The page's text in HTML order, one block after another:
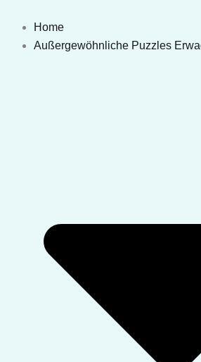
Inhalt
springen
Home
Außergewöhnliche Puzzles
Hexe
Magnet